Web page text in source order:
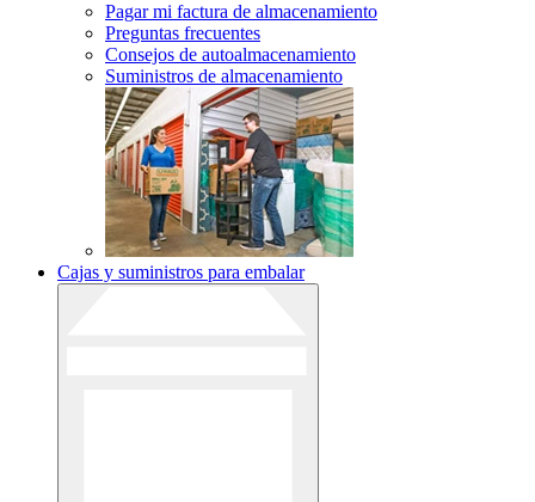
Pagar mi factura de almacenamiento
Preguntas frecuentes
Consejos de autoalmacenamiento
Suministros de almacenamiento
Cajas y suministros para embalar